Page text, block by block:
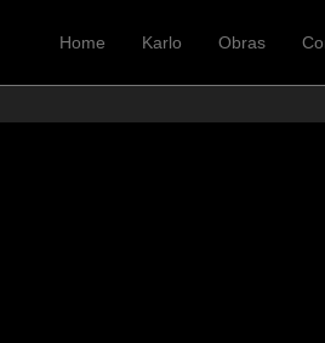
Primärmenü
Zum Inhalt springen
Home Karlo Obras